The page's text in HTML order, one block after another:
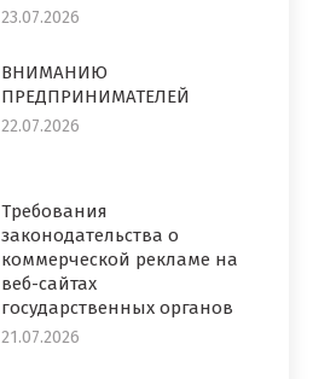
23.07.2026
ВНИМАНИЮ
ПРЕДПРИНИМАТЕЛЕЙ
22.07.2026
Требования
законодательства о
коммерческой рекламе на
веб-сайтах
государственных органов
21.07.2026